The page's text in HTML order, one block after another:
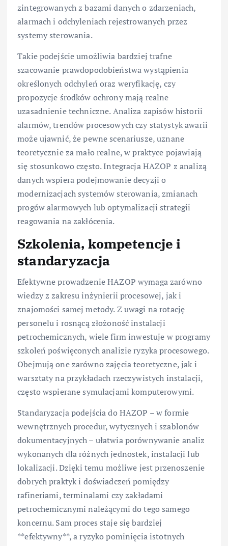
zintegrowanych z bazami danych o zdarzeniach,
alarmach i odchyleniach rejestrowanych przez
systemy sterowania.
Takie podejście umożliwia bardziej trafne
szacowanie prawdopodobieństwa wystąpienia
określonych odchyleń oraz weryfikację, czy
propozycje środków ochrony mają realne
uzasadnienie techniczne. Analiza zapisów historii
alarmów, trendów procesowych czy statystyk awarii
może ujawnić, że pewne scenariusze, uznane
teoretycznie za mało realne, w praktyce pojawiają
się stosunkowo często. Integracja HAZOP z analizą
danych wspiera podejmowanie decyzji o
modernizacjach systemów sterowania, zmianach
progów alarmowych lub optymalizacji strategii
reagowania na zakłócenia.
Szkolenia, kompetencje i
standaryzacja
Efektywne prowadzenie HAZOP wymaga zarówno
wiedzy z zakresu inżynierii procesowej, jak i
znajomości samej metody. Z uwagi na rotację
personelu i rosnącą złożoność instalacji
petrochemicznych, wiele firm inwestuje w programy
szkoleń poświęconych analizie ryzyka procesowego.
Obejmują one zarówno zajęcia teoretyczne, jak i
warsztaty na przykładach rzeczywistych instalacji,
często wspierane symulacjami komputerowymi.
Standaryzacja podejścia do HAZOP – w formie
wewnętrznych procedur, wytycznych i szablonów
dokumentacyjnych – ułatwia porównywanie analiz
wykonanych dla różnych jednostek, instalacji lub
lokalizacji. Dzięki temu możliwe jest przenoszenie
dobrych praktyk i doświadczeń pomiędzy
rafineriami, terminalami czy zakładami
petrochemicznymi należącymi do tego samego
koncernu. Sam proces staje się bardziej
**efektywny**, a ryzyko pominięcia istotnych